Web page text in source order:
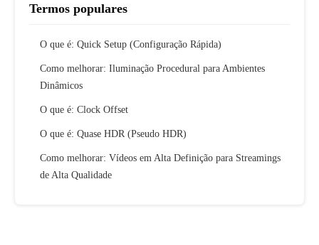
Termos populares
O que é: Quick Setup (Configuração Rápida)
Como melhorar: Iluminação Procedural para Ambientes
Dinâmicos
O que é: Clock Offset
O que é: Quase HDR (Pseudo HDR)
Como melhorar: Vídeos em Alta Definição para Streamings
de Alta Qualidade